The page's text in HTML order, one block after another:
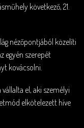
következő, 21.
nézőpontjából közelíti
egyén szerepét
kovácsolni.
el, aki személyi
elkötelezett híve